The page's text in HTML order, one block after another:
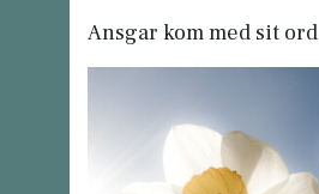
Ansgar kom med sit ord